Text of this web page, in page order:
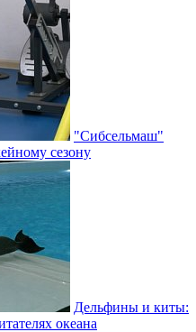
"Сибсельмаш"
сезону
Дельфины и киты:
океана